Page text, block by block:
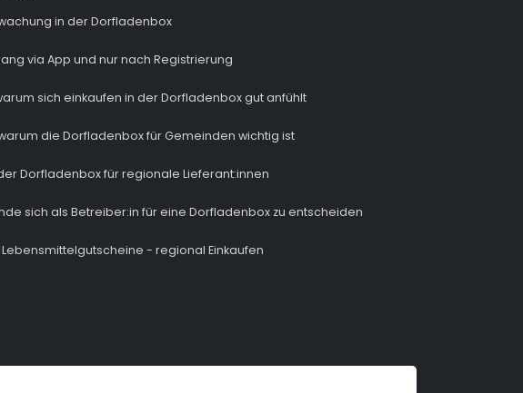
in der Dorfladenbox
via App und nur nach Registrierung
warum sich einkaufen in der Dorfladenbox gut anfühlt
warum die Dorfladenbox für Gemeinden wichtig ist
Dorfladenbox für regionale Lieferant:innen
sich als Betreiber:in für eine Dorfladenbox zu entscheiden
- regional Einkaufen